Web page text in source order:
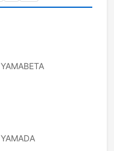
YAMABETA
YAMADA